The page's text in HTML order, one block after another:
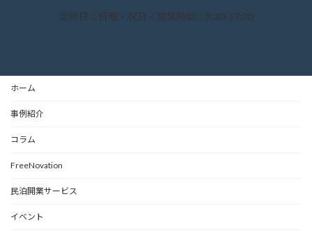
定休日：日曜・祝日／営業時間：9:30-17:30
ホーム
事例紹介
コラム
FreeNovation
民泊開業サービス
イベント